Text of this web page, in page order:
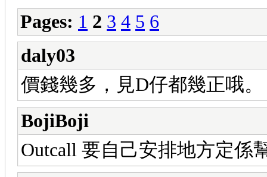
Pages: 1 2 3 4 5 6
daly03
價錢幾多，見D仔都幾正哦。
BojiBoji
Outcall 要自己安排地方定係